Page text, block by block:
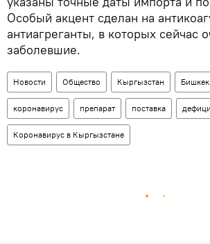
Особый акцент сделан на
антиагреганты, в которых сейчас
заболевшие.
Новости Общество Кыргызстан Бишкек
коронавирус препарат поставка
Коронавирус в Кыргызстане